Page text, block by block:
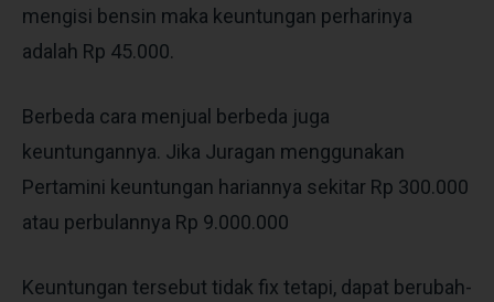
mengisi bensin maka keuntungan perharinya
adalah Rp 45.000.
Berbeda cara menjual berbeda juga
keuntungannya. Jika Juragan menggunakan
Pertamini keuntungan hariannya sekitar Rp 300.000
atau perbulannya Rp 9.000.000
Keuntungan tersebut tidak fix tetapi, dapat berubah-